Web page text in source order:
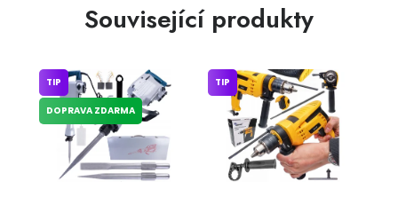
Související produkty
TIP
DOPRAVA ZDARMA
TIP